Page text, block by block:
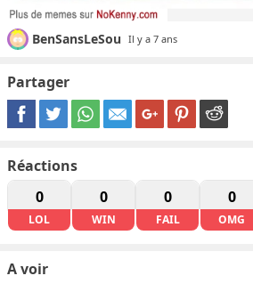
BenSansLeSou Il y a 7 ans
Partager
Réactions
0
LOL
0
WIN
0
FAIL
0
OMG
A voir